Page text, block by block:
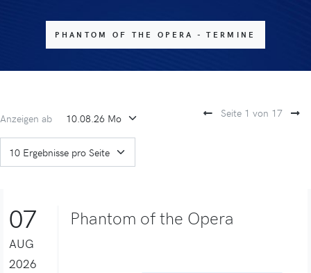
PHANTOM OF THE OPERA - TERMINE
Anzeigen ab Seite 1 von 17
07
AUG
2026
Phantom of the Opera